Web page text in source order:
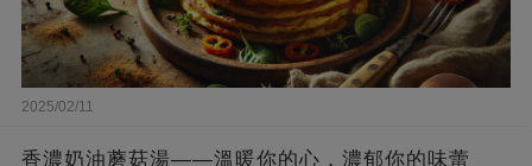
2025/02/11
香濃奶油蘑菇湯——溫暖你的心，濃郁你的味蕾